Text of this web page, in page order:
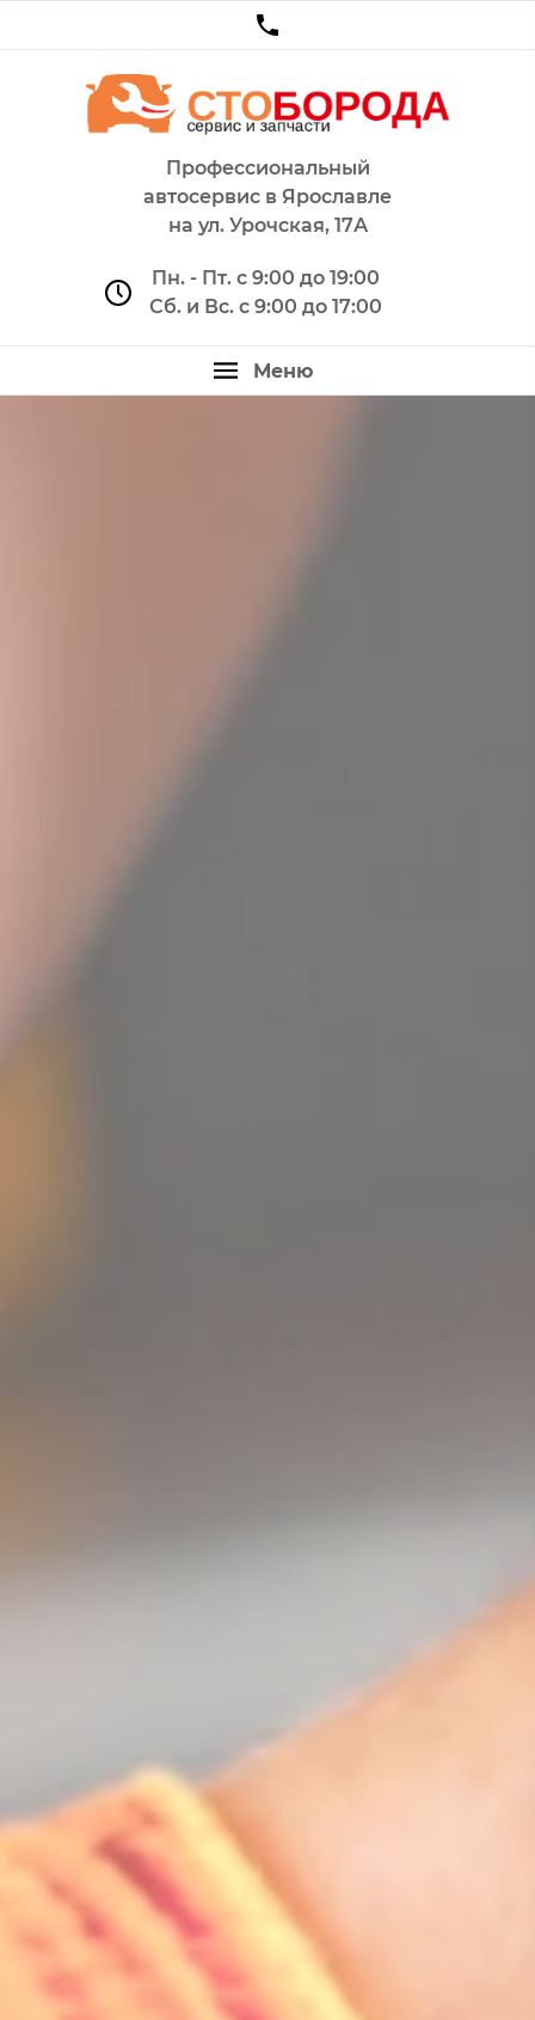
Профессиональный
автосервис в Ярославле
на ул. Урочская, 17А
Пн. - Пт. с 9:00 до 19:00
Сб. и Вс. с 9:00 до 17:00